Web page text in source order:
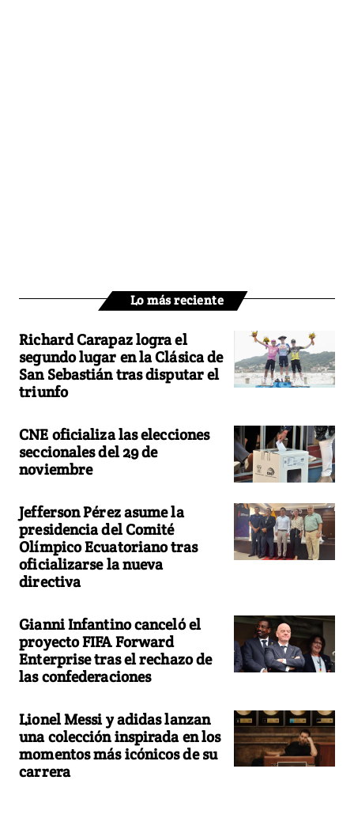
Lo más reciente
Richard Carapaz logra el
segundo lugar en la Clásica de
San Sebastián tras disputar el
triunfo
CNE oficializa las elecciones
seccionales del 29 de
noviembre
Jefferson Pérez asume la
presidencia del Comité
Olímpico Ecuatoriano tras
oficializarse la nueva
directiva
Gianni Infantino canceló el
proyecto FIFA Forward
Enterprise tras el rechazo de
las confederaciones
Lionel Messi y adidas lanzan
una colección inspirada en los
momentos más icónicos de su
carrera